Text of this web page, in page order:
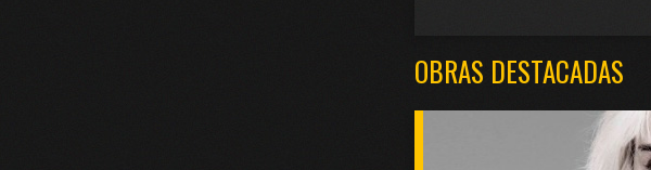
OBRAS DESTACADAS